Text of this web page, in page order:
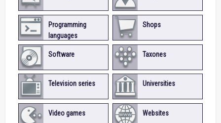
Programming
languages
Shops
Software Taxones
Television series Universities
Video games Websites